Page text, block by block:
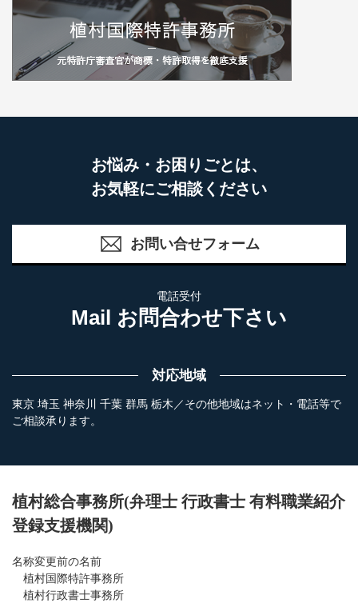
お悩み・お困りごとは、
お気軽にご相談ください
お問い合せフォーム
電話受付
Mail お問合わせ下さい
対応地域
東京 埼玉 神奈川 千葉 群馬 栃木／その他地域はネット・電話等で
ご相談承ります。
植村総合事務所(弁理士 行政書士 有料職業紹介
登録支援機関)
名称変更前の名前
植村国際特許事務所
植村行政書士事務所